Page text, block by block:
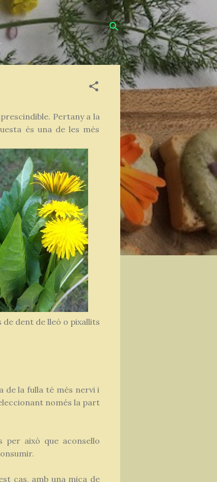
Pertany a la
és una de les més
de dent de lleó o pixallits
de la fulla té més nervi i
només la part
això que aconsello
cas, amb una mica de